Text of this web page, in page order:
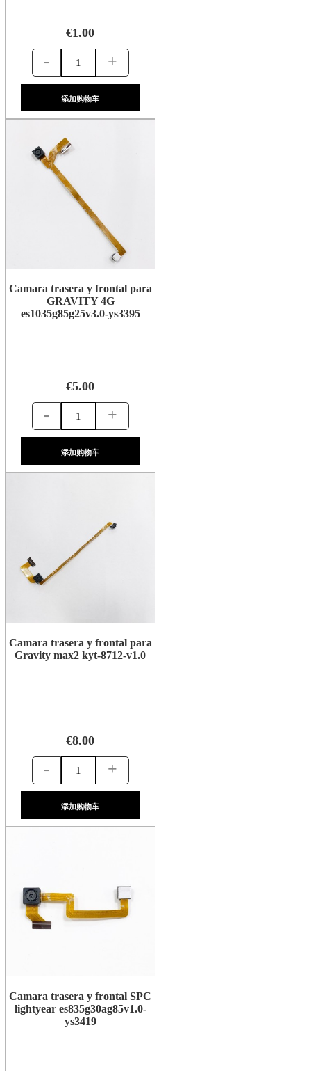
€1.00
- +
添加购物车
Camara trasera y frontal para
GRAVITY 4G
es1035g85g25v3.0-ys3395
€5.00
- +
添加购物车
Camara trasera y frontal para
Gravity max2 kyt-8712-v1.0
€8.00
- +
添加购物车
Camara trasera y frontal SPC
lightyear es835g30ag85v1.0-
ys3419